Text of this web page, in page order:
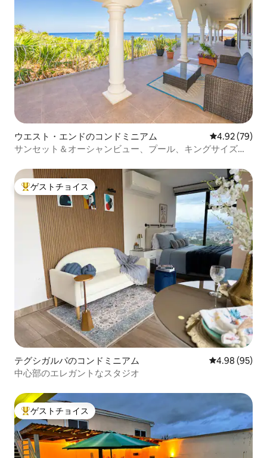
ウエスト・エンドのコンドミニアム レビュー79
4.92 (79)
サンセット＆オーシャンビュー、プール、キングサイズベ
大好評のゲストチョイスです。
ゲストチョイス
テグシガルパのコンドミニアム レビュー95
4.98 (95)
中心部のエレガントなスタジオ
大好評のゲストチョイスです。
ゲストチョイス